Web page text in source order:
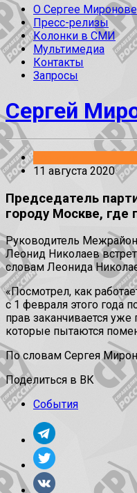
О Сергее Миронове
Пресс-релизы
Колонки в СМИ
Мультимедиа
Контакты
Запросы
Сергей
11 августа 2020
Председатель
городу Москве, где
Руководитель
Леонид Николаев
словам Леонида
«Посмотрел, как
с 1 февраля этого года
прав заканчивается
которые пытаются
По словам Сергея
Поделиться в ВК
События